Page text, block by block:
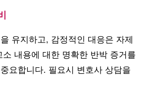
유지하고, 감정적인 대응은 자제
내용에 대한 명확한 반박 증거를
요합니다. 필요시 변호사 상담을